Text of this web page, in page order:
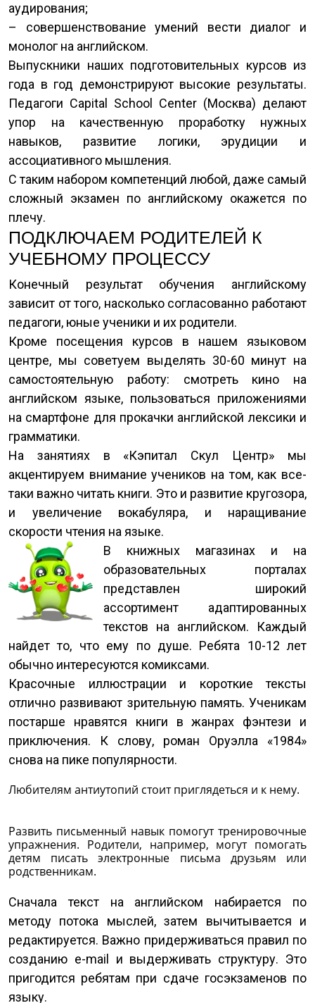
аудирования;
– совершенствование умений вести диалог и
монолог на английском.
Выпускники наших подготовительных курсов из
года в год демонстрируют высокие результаты.
Педагоги Capital School Center (Москва) делают
упор на качественную проработку нужных
навыков, развитие логики, эрудиции и
ассоциативного мышления.
С таким набором компетенций любой, даже самый
сложный экзамен по английскому окажется по
плечу.
ПОДКЛЮЧАЕМ РОДИТЕЛЕЙ К
УЧЕБНОМУ ПРОЦЕССУ
Конечный результат обучения английскому
зависит от того, насколько согласованно работают
педагоги, юные ученики и их родители.
Кроме посещения курсов в нашем языковом
центре, мы советуем выделять 30-60 минут на
самостоятельную работу: смотреть кино на
английском языке, пользоваться приложениями
на смартфоне для прокачки английской лексики и
грамматики.
На занятиях в «Кэпитал Скул Центр» мы
акцентируем внимание учеников на том, как все-
таки важно читать книги. Это и развитие кругозора,
и увеличение вокабуляра, и наращивание
скорости чтения на языке.
В книжных магазинах и на
образовательных порталах
представлен широкий
ассортимент адаптированных
текстов на английском. Каждый
найдет то, что ему по душе. Ребята 10-12 лет
обычно интересуются комиксами.
Красочные иллюстрации и короткие тексты
отлично развивают зрительную память. Ученикам
постарше нравятся книги в жанрах фэнтези и
приключения. К слову, роман Оруэлла «1984»
снова на пике популярности.
Любителям антиутопий стоит приглядеться и к нему.
Развить письменный навык помогут тренировочные
упражнения. Родители, например, могут помогать
детям писать электронные письма друзьям или
родственникам.
Сначала текст на английском набирается по
методу потока мыслей, затем вычитывается и
редактируется. Важно придерживаться правил по
созданию e-mail и выдерживать структуру. Это
пригодится ребятам при сдаче госэкзаменов по
языку.